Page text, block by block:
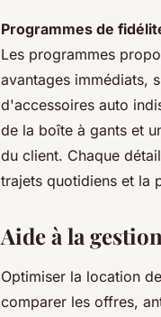
Programmes de
Les programmes
avantages immédiats,
d'accessoires auto
de la boîte à gants et
du client. Chaque
trajets quotidiens et la
Aide à la
Optimiser la location
comparer les offres,